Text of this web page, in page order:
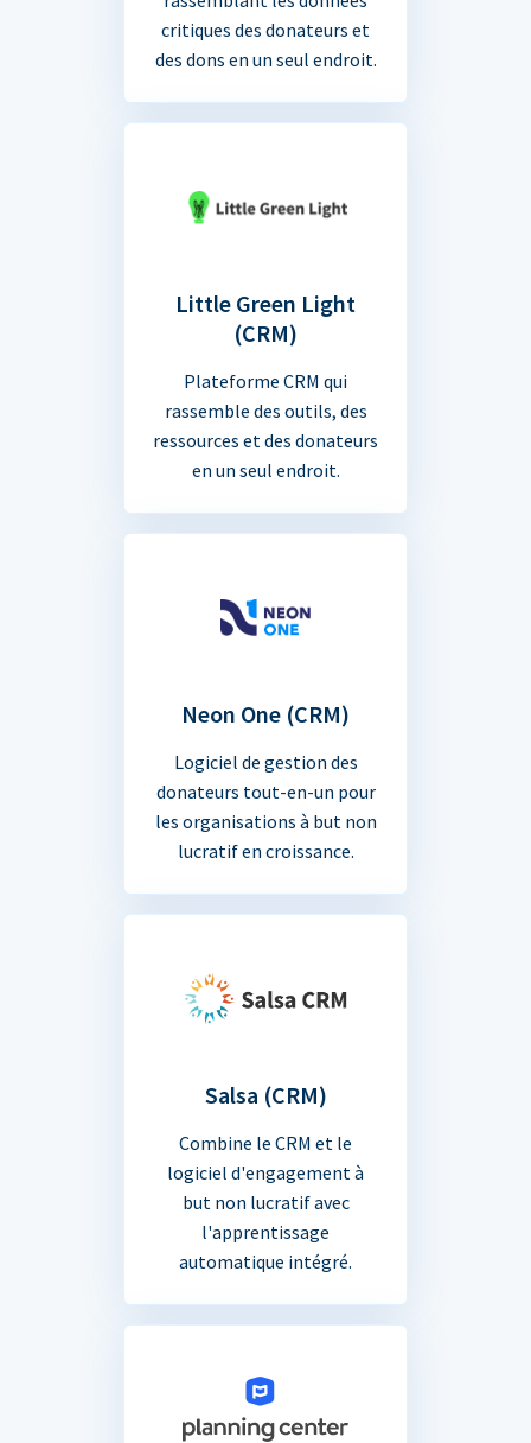
critiques des donateurs et
des dons en un seul endroit.
Little Green Light
(CRM)
Plateforme CRM qui
rassemble des outils, des
ressources et des donateurs
en un seul endroit.
Neon One (CRM)
Logiciel de gestion des
donateurs tout-en-un pour
les organisations à but non
lucratif en croissance.
Salsa (CRM)
Combine le CRM et le
logiciel d'engagement à
but non lucratif avec
l'apprentissage
automatique intégré.